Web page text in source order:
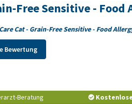
oder mit lauwarmem Wasser
Trinkwasser hat. Das Futter sollte
das neue Futter schrittweise mit
Free Sensitive -
Cat - Grain-Free Sensitive - Food
Bewertung
Beratung